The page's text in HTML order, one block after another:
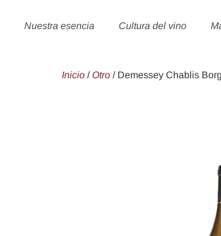
Nuestra esencia Cultura del vino
Inicio / Otro / Demessey Chablis